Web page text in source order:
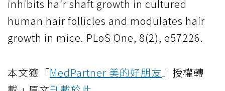
inhibits hair shaft growth in cultured
human hair follicles and modulates hair
growth in mice. PLoS One, 8(2), e57226.
本文獲「MedPartner 美的好朋友 」授權轉